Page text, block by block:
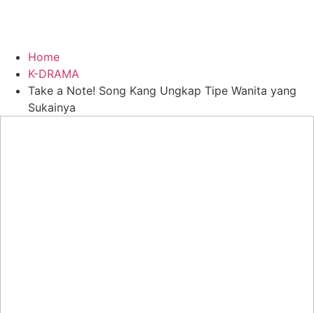
Home
K-DRAMA
Take a Note! Song Kang Ungkap Tipe Wanita yang
Sukainya